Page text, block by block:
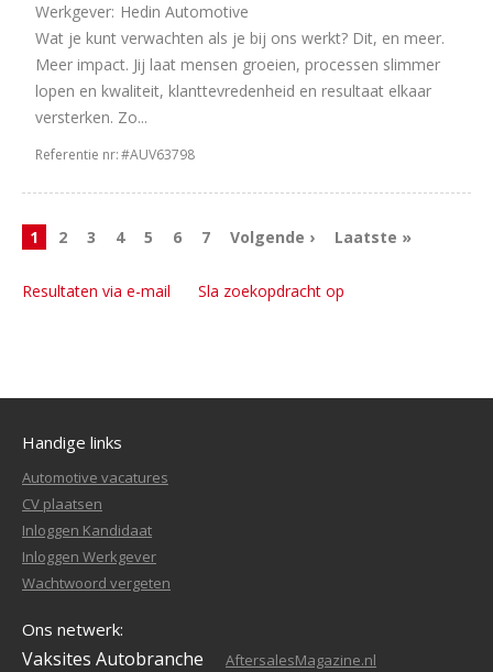
Werkgever: Hedin Automotive
Wat je kunt verwachten als je bij ons werkt? Dit, en meer.
Meer impact. Jij laat mensen groeien, processen slimmer
lopen en kwaliteit, klanttevredenheid en resultaat elkaar
versterken. Zo...
Referentie nr:#AUV63798
1 2 3 4 5 6 7 Volgende › Laatste »
Resultaten via e-mail Sla zoekopdracht op
Handige links
Automotive vacatures
CV plaatsen
Inloggen Kandidaat
Inloggen Werkgever
Wachtwoord vergeten
Ons netwerk:
Vaksites Autobranche
AftersalesMagazine.nl